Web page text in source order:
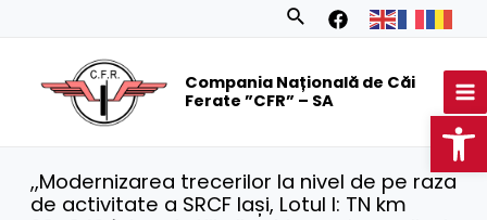
Search
Compania Națională de Căi
Ferate ”CFR” – SA
,,Modernizarea trecerilor la nivel de pe raza
de activitate a SRCF Iași, Lotul I: TN km